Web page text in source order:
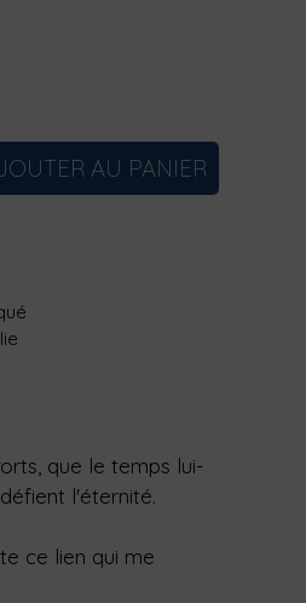
AU PANIER
que le temps lui-
l'éternité.
ce lien qui me